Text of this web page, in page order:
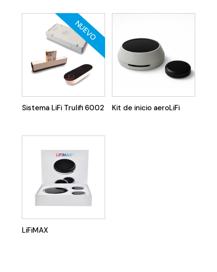
NUEVO
Sistema LiFi Trulifi 6002 Kit de inicio aeroLiFi
LiFiMAX